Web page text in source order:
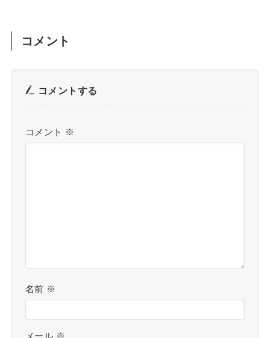
コメント
コメントする
コメント ※
名前 ※